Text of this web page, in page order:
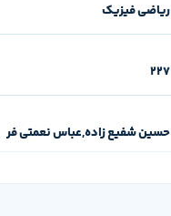
ریاضی فیزیک
227
حسین شفیع زاده,عباس نعمتی فر